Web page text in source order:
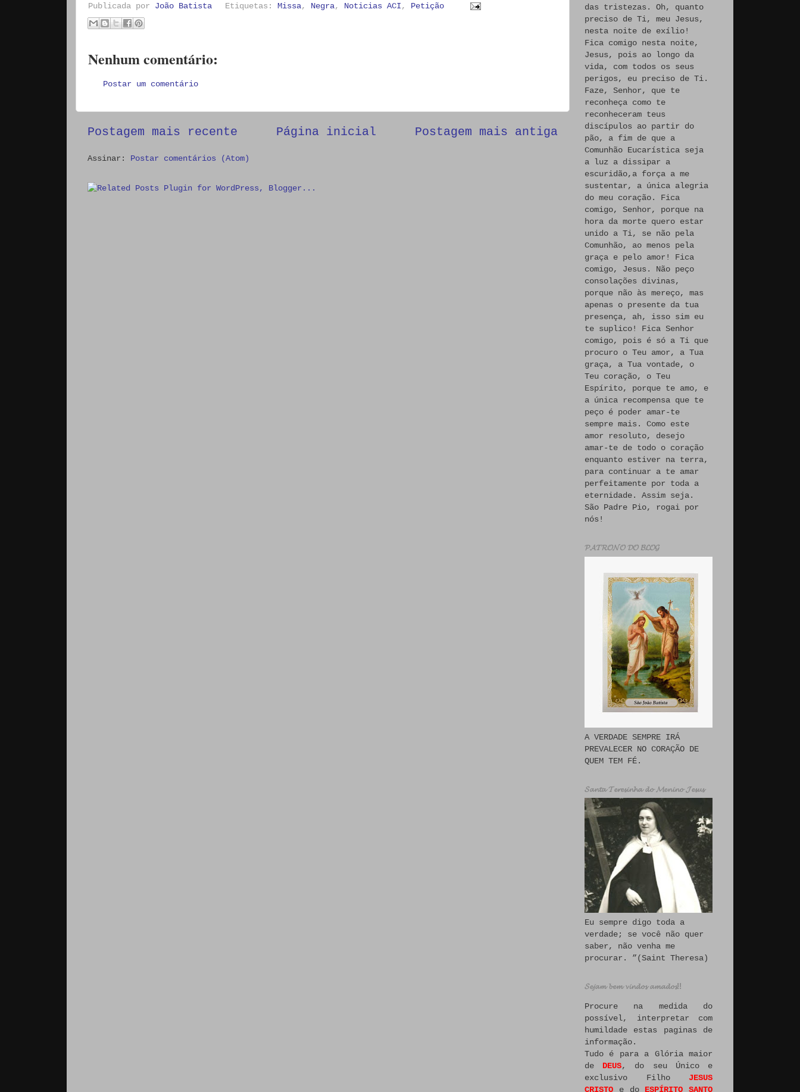
Publicada por João Batista Etiquetas:Missa, Negra, Noticias ACI, Petição
Nenhum comentário:
Postar um comentário
Postagem mais recente Postagem mais antiga
Página inicial
Assinar: Postar comentários (Atom)
das tristezas. Oh, quanto
preciso de Ti, meu Jesus,
nesta noite de exílio!
Fica comigo nesta noite,
Jesus, pois ao longo da
vida, com todos os seus
perigos, eu preciso de Ti.
Faze, Senhor, que te
reconheça como te
reconheceram teus
discípulos ao partir do
pão, a fim de que a
Comunhão Eucarística seja
a luz a dissipar a
escuridão,a força a me
sustentar, a única alegria
do meu coração. Fica
comigo, Senhor, porque na
hora da morte quero estar
unido a Ti, se não pela
Comunhão, ao menos pela
graça e pelo amor! Fica
comigo, Jesus. Não peço
consolações divinas,
porque não às mereço, mas
apenas o presente da tua
presença, ah, isso sim eu
te suplico! Fica Senhor
comigo, pois é só a Ti que
procuro o Teu amor, a Tua
graça, a Tua vontade, o
Teu coração, o Teu
Espírito, porque te amo, e
a única recompensa que te
peço é poder amar-te
sempre mais. Como este
amor resoluto, desejo
amar-te de todo o coração
enquanto estiver na terra,
para continuar a te amar
perfeitamente por toda a
eternidade. Assim seja.
São Padre Pio, rogai por
nós!
𝓟𝓐𝓣𝓡𝓞𝓝𝓞 𝓓𝓞 𝓑𝓛𝓞𝓖
A VERDADE SEMPRE IRÁ
PREVALECER NO CORAÇÃO DE
QUEM TEM FÉ.
𝓢𝓪𝓷𝓽𝓪 𝓣𝓮𝓻𝓮𝓼𝓲𝓷𝓱𝓪 𝓭𝓸 𝓜𝓮𝓷𝓲𝓷𝓸 𝓙𝓮𝓼𝓾𝓼
Eu sempre digo toda a
verdade; se você não quer
saber, não venha me
procurar. ”(Saint Theresa)
𝓢𝓮𝓳𝓪𝓶 𝓫𝓮𝓶 𝓿𝓲𝓷𝓭𝓸𝓼 𝓪𝓶𝓪𝓭𝓸𝓼!!
Procure na medida do
possível, interpretar com
humildade estas paginas de
informação.
Tudo é para a Glória maior
de DEUS, do seu Único e
exclusivo Filho JESUS
CRISTO e do ESPÍRITO SANTO